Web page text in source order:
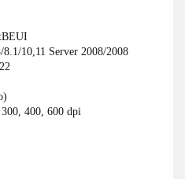
10,11 Server 2008/2008
300, 400, 600 dpi